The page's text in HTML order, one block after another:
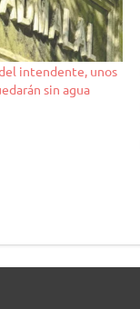
intendente, unos
sin agua